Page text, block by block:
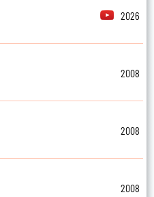
2026
2008
2008
2008